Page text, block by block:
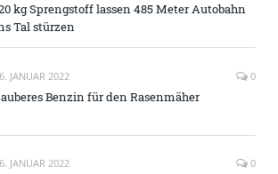
kg Sprengstoff lassen 485 Meter Autobahn
Tal stürzen
JANUAR 2022 0
Benzin für den Rasenmäher
JANUAR 2022 0